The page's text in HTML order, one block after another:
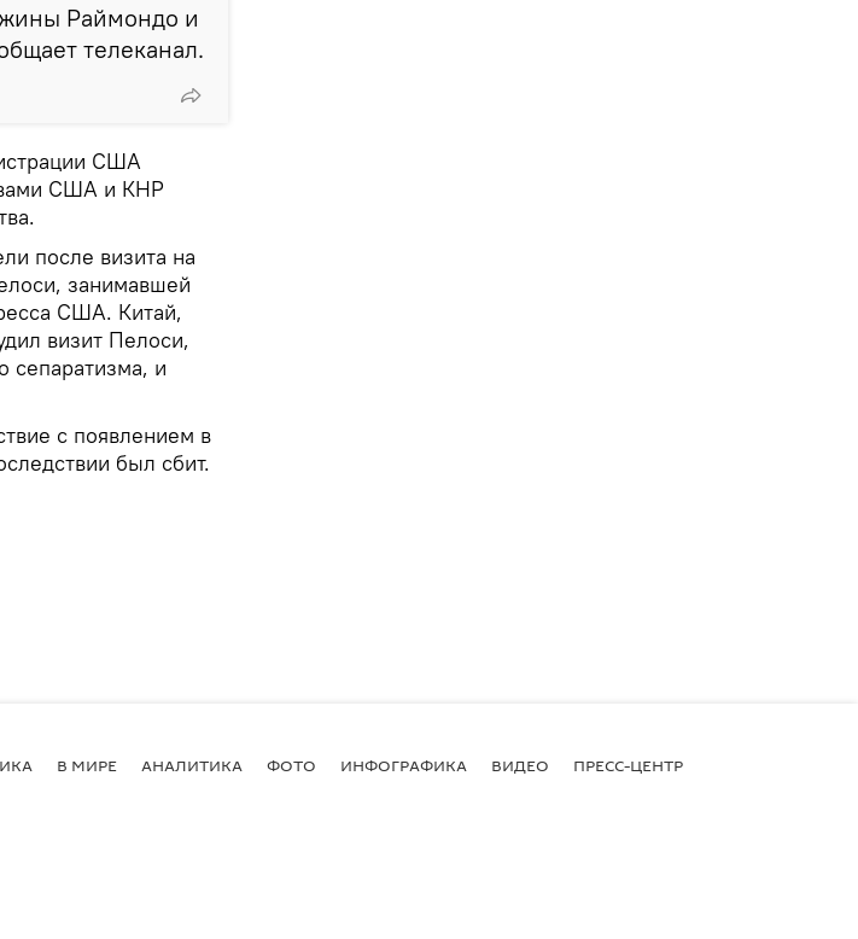
Раймондо и
телеканал.
США
США и КНР
после визита на
занимавшей
США. Китай,
визит Пелоси,
сепаратизма, и
с появлением в
был сбит.
В МИРЕ АНАЛИТИКА ФОТО ИНФОГРАФИКА ВИДЕО ПРЕСС-ЦЕНТР